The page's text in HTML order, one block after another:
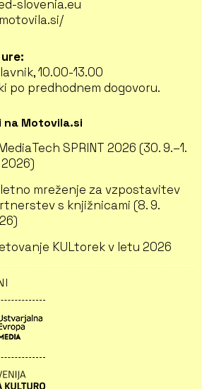
slovenia.eu
10.00-13.00
po predhodnem dogovoru.
na Motovila.si
SPRINT 2026 (30. 9.–1.
2026)
mreženje za vzpostavitev
s knjižnicami (8. 9.
KULtorek v letu 2026